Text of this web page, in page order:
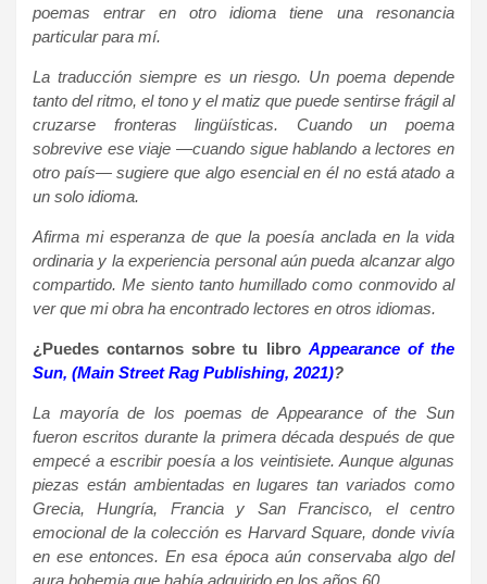
poemas entrar en otro idioma tiene una resonancia
particular para mí.
La traducción siempre es un riesgo. Un poema depende
tanto del ritmo, el tono y el matiz que puede sentirse frágil al
cruzarse fronteras lingüísticas. Cuando un poema
sobrevive ese viaje —cuando sigue hablando a lectores en
otro país— sugiere que algo esencial en él no está atado a
un solo idioma.
Afirma mi esperanza de que la poesía anclada en la vida
ordinaria y la experiencia personal aún pueda alcanzar algo
compartido. Me siento tanto humillado como conmovido al
ver que mi obra ha encontrado lectores en otros idiomas.
¿Puedes contarnos sobre tu libro Appearance of the
Sun, (Main Street Rag Publishing, 2021)?
La mayoría de los poemas de Appearance of the Sun
fueron escritos durante la primera década después de que
empecé a escribir poesía a los veintisiete. Aunque algunas
piezas están ambientadas en lugares tan variados como
Grecia, Hungría, Francia y San Francisco, el centro
emocional de la colección es Harvard Square, donde vivía
en ese entonces. En esa época aún conservaba algo del
aura bohemia que había adquirido en los años 60.